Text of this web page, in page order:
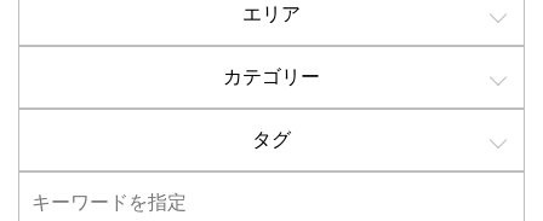
エリア
カテゴリー
タグ